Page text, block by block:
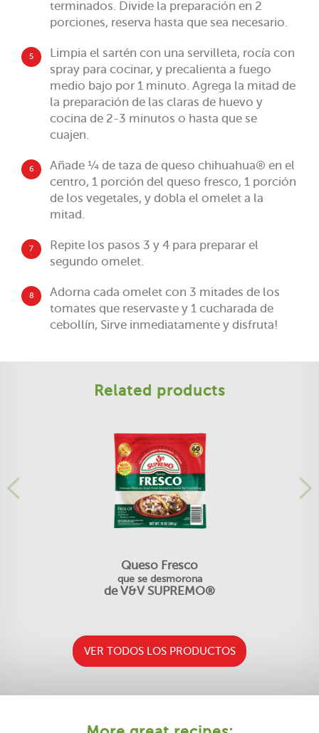
terminados. Divide la preparación en 2
porciones, reserva hasta que sea necesario.
5
Limpia el sartén con una servilleta, rocía con
spray para cocinar, y precalienta a fuego
medio bajo por 1 minuto. Agrega la mitad de
la preparación de las claras de huevo y
cocina de 2-3 minutos o hasta que se
cuajen.
6
Añade ¼ de taza de queso chihuahua® en el
centro, 1 porción del queso fresco, 1 porción
de los vegetales, y dobla el omelet a la
mitad.
7
Repite los pasos 3 y 4 para preparar el
segundo omelet.
8
Adorna cada omelet con 3 mitades de los
tomates que reservaste y 1 cucharada de
cebollín, Sirve inmediatamente y disfruta!
Related products
Queso Fresco
que se desmorona
de V&V SUPREMO®
VER TODOS LOS PRODUCTOS